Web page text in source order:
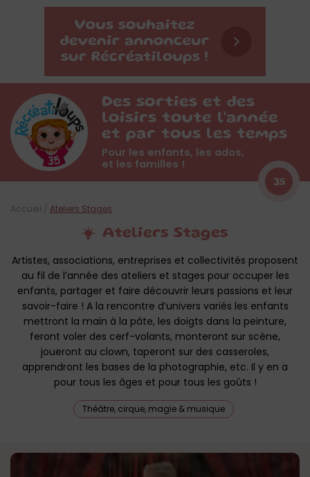
Des sorties et des
loisirs toute l'année
et par tous les temps
Pour les enfants, les ados,
et les familles !
35
Ateliers Stages
Artistes, associations, entreprises et collectivités proposent
au fil de l’année des ateliers et stages pour occuper les
enfants, partager et faire découvrir leurs passions et leur
savoir-faire ! A la rencontre d’univers variés les enfants
mettront la main à la pâte, les doigts dans la peinture,
feront voler des cerf-volants, monteront sur scène,
joueront au clown, taperont sur des casseroles,
apprendront les bases de la photographie, etc. Il y en a
pour tous les âges et pour tous les goûts !
Théâtre, cirque, magie & musique
Accueil / Ateliers Stages